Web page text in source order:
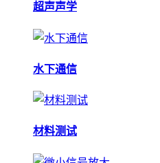
超声声学
水下通信
材料测试